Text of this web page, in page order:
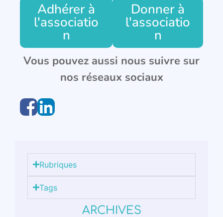
Adhérer à
l'associatio
n
Donner à
l'associatio
n
Vous pouvez aussi nous suivre sur
nos réseaux sociaux
Rubriques
Tags
ARCHIVES